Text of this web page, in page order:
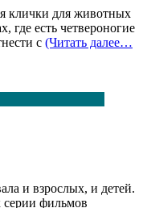
клички для животных
где есть четвероногие
с (Читать далее…
и взрослых, и детей.
фильмов